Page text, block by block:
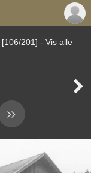
[106/201] - Vis alle
